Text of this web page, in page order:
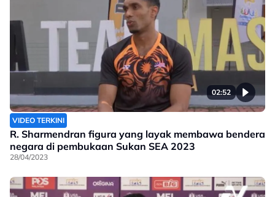
02:52
VIDEO TERKINI
R. Sharmendran figura yang layak membawa bendera
negara di pembukaan Sukan SEA 2023
28/04/2023